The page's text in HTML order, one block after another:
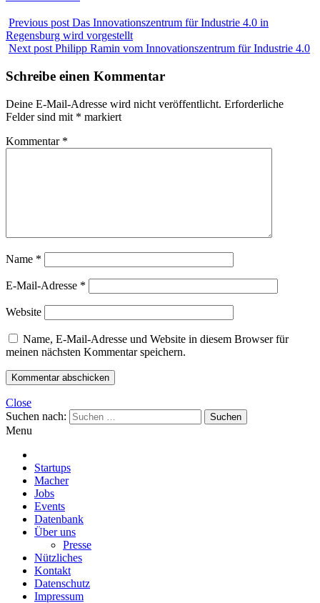
Previous post Das Innovationszentrum für Industrie 4.0 in
Regensburg wird vorgestellt
Next post Philipp Ramin vom Innovationszentrum für Industrie 4.0
Schreibe einen Kommentar
Deine E-Mail-Adresse wird nicht veröffentlicht. Erforderliche
Felder sind mit * markiert
Kommentar *
Name *
E-Mail-Adresse *
Website
Name, E-Mail-Adresse und Website in diesem Browser für
meinen nächsten Kommentar speichern.
Close
Suchen nach:
Menu
Startups
Macher
Jobs
Events
Datenbank
Über uns
Presse
Nützliches
Kontakt
Datenschutz
Impressum